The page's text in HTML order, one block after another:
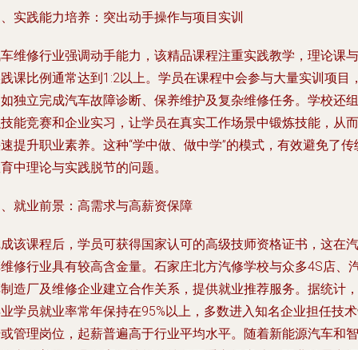
实践能力培养：突出动手操作与项目实训
维修行业强调动手能力，该精品课程注重实践教学，理论课与
课比例通常达到1:2以上。学员在课程中会参与大量实训项目
独立完成汽车故障诊断、保养维护及复杂维修任务。学校还组
能竞赛和企业实习，让学员在真实工作场景中锻炼技能，从而
提升职业素养。这种“学中做、做中学”的模式，有效避免了传
中理论与实践脱节的问题。
就业前景：高需求与高薪资保障
该课程后，学员可获得国家认可的高级技师资格证书，这在汽
修行业具有较高含金量。石家庄北方汽修学校与众多4S店、
造厂及维修企业建立合作关系，提供就业推荐服务。据统计，
学员就业率常年保持在95%以上，多数进入知名企业担任技
管理岗位，起薪普遍高于行业平均水平。随着新能源汽车和智